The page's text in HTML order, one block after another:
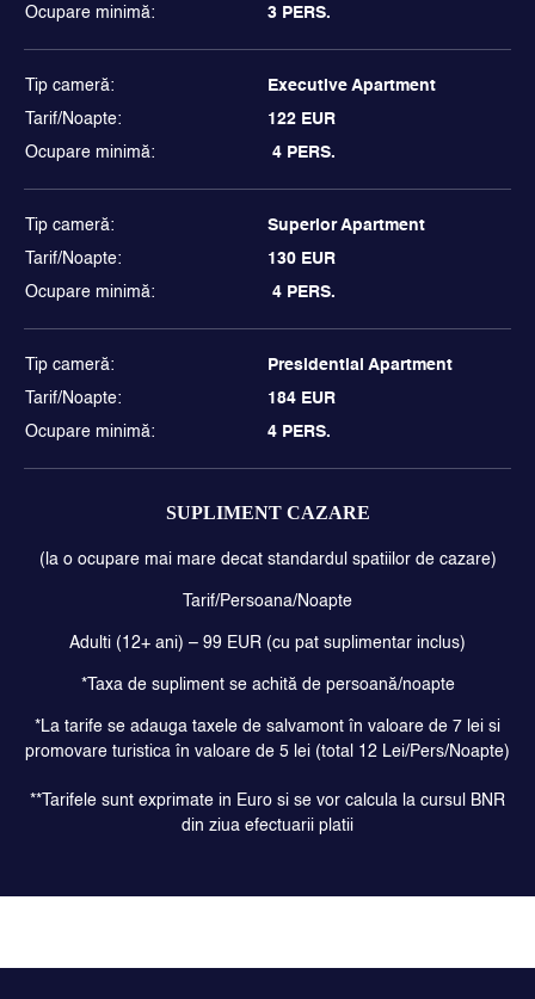
3 PERS.
Executive Apartment
122 EUR
4 PERS.
Superior Apartment
130 EUR
4 PERS.
Presidential Apartment
184 EUR
4 PERS.
SUPLIMENT CAZARE
(la o ocupare mai mare decat standardul spatiilor de cazare)
Tarif/Persoana/Noapte
Adulti (12+ ani) – 99 EUR (cu pat suplimentar inclus)
*Taxa de supliment se achită de persoană/noapte
*La tarife se adauga taxele de salvamont în valoare de 7 lei si
promovare turistica în valoare de 5 lei (total 12 Lei/Pers/Noapte)
**Tarifele sunt exprimate in Euro si se vor calcula la cursul BNR
din ziua efectuarii platii